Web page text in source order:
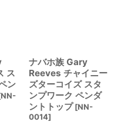
ス
ン
NN-
ナバホ族 Gary
Reeves チャイニー
ズターコイズ スタ
ンプワーク ペンダ
ントトップ [NN-
0014]